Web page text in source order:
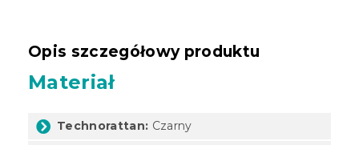
Opis szczegółowy produktu
Materiał
Technorattan: Czarny